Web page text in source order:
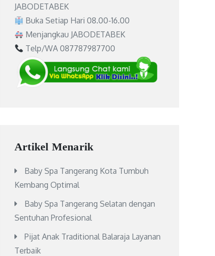
JABODETABEK
Buka Setiap Hari 08.00-16.00
Menjangkau JABODETABEK
Telp/WA 087787987700
Artikel Menarik
Baby Spa Tangerang Kota Tumbuh
Kembang Optimal
Baby Spa Tangerang Selatan dengan
Sentuhan Profesional
Pijat Anak Traditional Balaraja Layanan
Terbaik